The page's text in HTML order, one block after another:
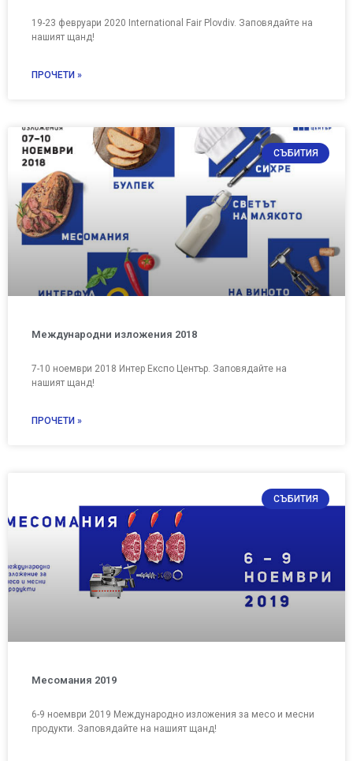
19-23 февруари 2020 International Fair Plovdiv. Заповядайте на
нашият щанд!
ПРОЧЕТИ »
СЪБИТИЯ
Международни изложения 2018
7-10 ноември 2018 Интер Експо Център. Заповядайте на
нашият щанд!
ПРОЧЕТИ »
СЪБИТИЯ
Месомания 2019
6-9 ноември 2019 Международно изложения за месо и месни
продукти. Заповядайте на нашият щанд!